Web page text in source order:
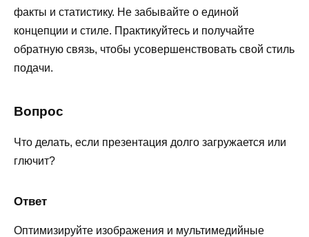
факты и статистику. Не забывайте о единой
концепции и стиле. Практикуйтесь и получайте
обратную связь, чтобы усовершенствовать свой стиль
подачи.
Вопрос
Что делать, если презентация долго загружается или
глючит?
Ответ
Оптимизируйте изображения и мультимедийные